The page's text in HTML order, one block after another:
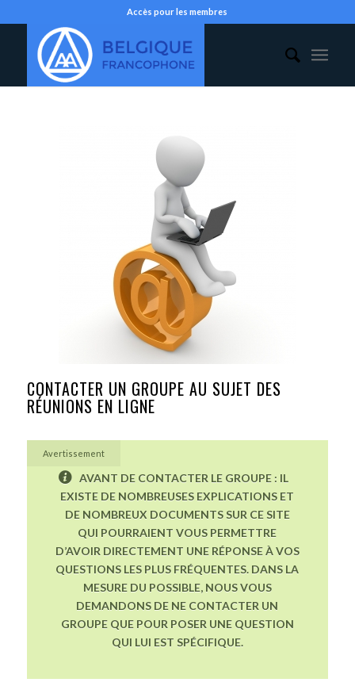
Accès pour les membres
CONTACTER UN GROUPE AU SUJET DES
RÉUNIONS EN LIGNE
Avertissement
AVANT DE CONTACTER LE GROUPE : IL
EXISTE DE NOMBREUSES EXPLICATIONS ET
DE NOMBREUX DOCUMENTS SUR CE SITE
QUI POURRAIENT VOUS PERMETTRE
D’AVOIR DIRECTEMENT UNE RÉPONSE À VOS
QUESTIONS LES PLUS FRÉQUENTES. DANS LA
MESURE DU POSSIBLE, NOUS VOUS
DEMANDONS DE NE CONTACTER UN
GROUPE QUE POUR POSER UNE QUESTION
QUI LUI EST SPÉCIFIQUE.